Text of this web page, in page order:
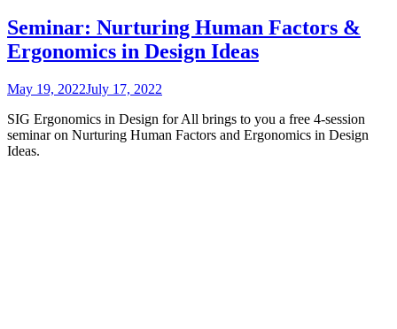
Seminar: Nurturing Human Factors &
Ergonomics in Design Ideas
May 19, 2022July 17, 2022
SIG Ergonomics in Design for All brings to you a free 4-session
seminar on Nurturing Human Factors and Ergonomics in Design
Ideas.